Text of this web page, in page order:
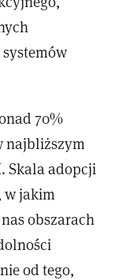
70%
najbliższym
Skala adopcji
w jakim
obszarach
od tego,